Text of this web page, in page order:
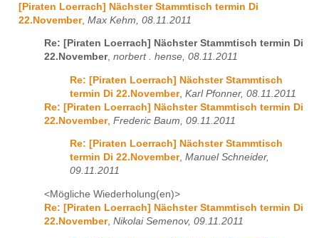
[Piraten Loerrach] Nächster Stammtisch termin Di
22.November, Max Kehm, 08.11.2011
Re: [Piraten Loerrach] Nächster Stammtisch termin Di
22.November, norbert . hense, 08.11.2011
Re: [Piraten Loerrach] Nächster Stammtisch
termin Di 22.November, Karl Pfonner, 08.11.2011
Re: [Piraten Loerrach] Nächster Stammtisch termin Di
22.November, Frederic Baum, 09.11.2011
Re: [Piraten Loerrach] Nächster Stammtisch
termin Di 22.November, Manuel Schneider,
09.11.2011
<Mögliche Wiederholung(en)>
Re: [Piraten Loerrach] Nächster Stammtisch termin Di
22.November, Nikolai Semenov, 09.11.2011